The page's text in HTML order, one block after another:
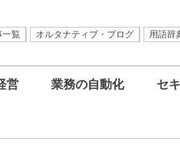
一覧 オルタナティブ・ブログ
用語辞
営 業務の自動化 セ